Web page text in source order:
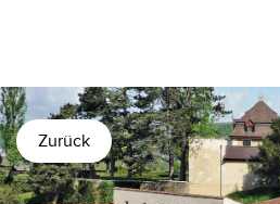
Zurück